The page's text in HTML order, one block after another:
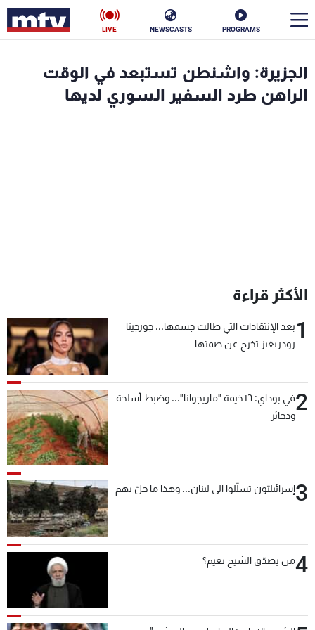
PROGRAMS
NEWSCASTS
LIVE
الجزيرة: واشنطن تستبعد في الوقت
الراهن طرد السفير السوري لديها
الأكثر قراءة
1بعد الإنتقادات التي طالت جسمها... جورجينا
رودريغيز تخرج عن صمتها
2
في بوداي: ١٦ خيمة "ماريجوانا"... وضبط أسلحة
وذخائر
3إسرائيليّون تسلّلوا الى لبنان... وهذا ما حلّ بهم
4من يصدّق الشيخ نعيم؟
الأخبار
البرامج
شاهد البرامج
الترددات
عن MTV
الإنـتـاج
لاعلاناتكم
وظائف
شروط الإسـتخدام
سياسة الخصوصية